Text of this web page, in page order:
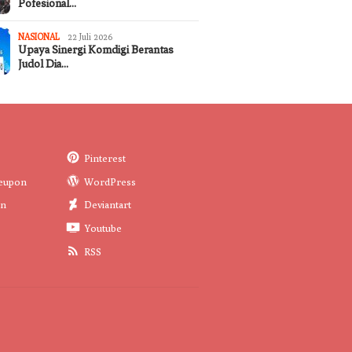
Pofesional…
NASIONAL 22 Juli 2026
Upaya Sinergi Komdigi Berantas
Judol Dia…
Pinterest
WordPress
Deviantart
Youtube
RSS